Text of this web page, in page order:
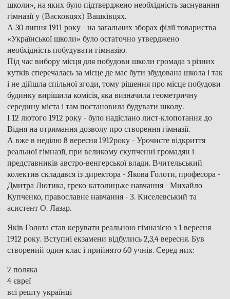
школи», на яких було підтверджено необхідність заснування
гімназії у (Васковцях) Вашківцях.
А 30 липня 1911 року - на загальних зборах філії товариства
«Української школи» було остаточно утверджено
необхідність побудувати гімназію.
Під час вибору місця для побудови школи громада з різних
кутків сперечалась за місце де має бути збудована школа і так
і не дійшла спільної згоди, тому рішення про місце побудови
будинку вирішила комісія, яка визначила геометричну
середину міста і там постановила будувати школу.
І 12 лютого 1912 року - було надіслано лист-клопотання до
Відня на отримання дозволу про створення гімназії.
А вже в неділю 8 вересня 1912року - Урочисте відкриття
реальної гімназії, при великому скупченні громадян і
представників австро-венгерської влади. Вчительський
колектив складався із директора - Якова Голоти, професора -
Дмитра Лютика, греко-католицьке навчання - Михайло
Купченко, православне навчання - З. Киселевський та
асистент О. Лазар.
Яків Голота став керувати реальною гімназією з 1 вересня
1912 року. Вступні екзамени відбулись 2,3,4 вересня. Був
створений один клас і прийнято 60 учнів. Серед них:
2 поляка
4 євреї
всі решту українці